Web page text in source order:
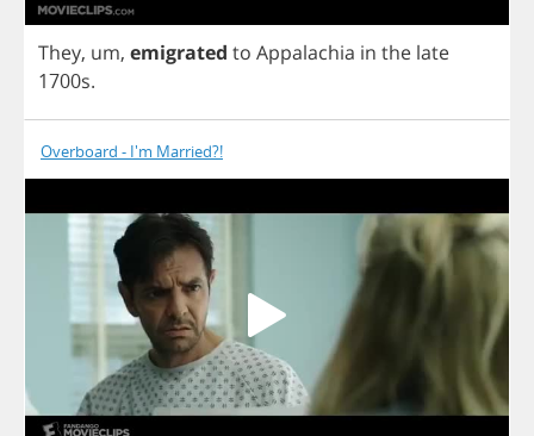
They, um, emigrated to Appalachia in the late
1700s.
Overboard - I'm Married?!